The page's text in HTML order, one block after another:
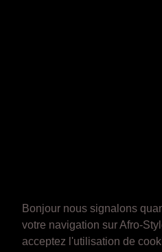
Bonjour nous signalons
votre navigation sur Afro-
acceptez l'utilisation de